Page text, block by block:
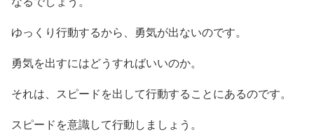
ゆっくり行動するから、勇気が出ないのです。
勇気を出すにはどうすればいいのか。
それは、スピードを出して行動することにあるのです。
スピードを意識して行動しましょう。